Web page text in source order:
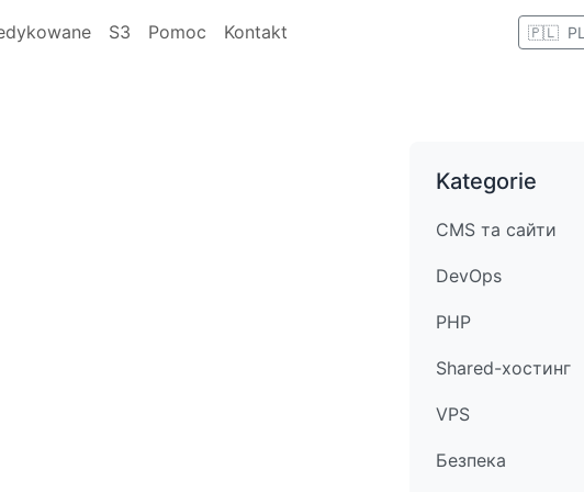
S3 Pomoc Kontakt 🇵🇱 PL
Kategorie
CMS та сайти
DevOps
PHP
Shared-хостинг
VPS
Безпека